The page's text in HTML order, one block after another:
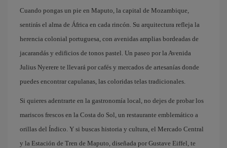
Cuando pongas un pie en Maputo, la capital de Mozambique,
sentirás el alma de África en cada rincón. Su arquitectura refleja la
herencia colonial portuguesa, con avenidas amplias bordeadas de
jacarandás y edificios de tonos pastel. Un paseo por la Avenida
Julius Nyerere te llevará por cafés y mercados de artesanías donde
puedes encontrar capulanas, las coloridas telas tradicionales.
Si quieres adentrarte en la gastronomía local, no dejes de probar los
mariscos frescos en la Costa do Sol, un restaurante emblemático a
orillas del Índico. Y si buscas historia y cultura, el Mercado Central
y la Estación de Tren de Maputo, diseñada por Gustave Eiffel, te